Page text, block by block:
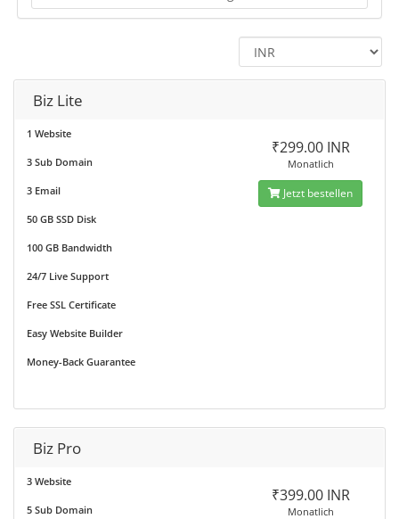
Biz Lite
1 Website
3 Sub Domain
3 Email
50 GB SSD Disk
100 GB Bandwidth
24/7 Live Support
Free SSL Certificate
Easy Website Builder
Money-Back Guarantee
₹299.00 INR
Monatlich
Jetzt bestellen
Biz Pro
3 Website
5 Sub Domain
₹399.00 INR
Monatlich